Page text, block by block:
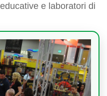
e laboratori di